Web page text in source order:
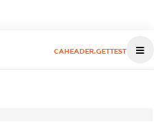
CAHEADER.GETTEST